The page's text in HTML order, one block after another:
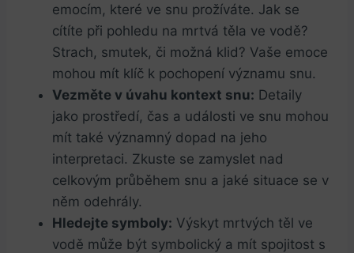
emocím, které ve snu prožíváte. Jak se
cítíte při pohledu na mrtvá těla ve vodě?
Strach, smutek, či možná klid? Vaše emoce
mohou mít klíč k pochopení významu snu.
Vezměte v úvahu kontext snu: Detaily
jako prostředí, čas a události ve snu mohou
mít také významný dopad na jeho
interpretaci. Zkuste se zamyslet nad
celkovým průběhem snu a jaké situace se v
něm odehrály.
Hledejte symboly: Výskyt mrtvých těl ve
vodě může být symbolický a mít spojitost s